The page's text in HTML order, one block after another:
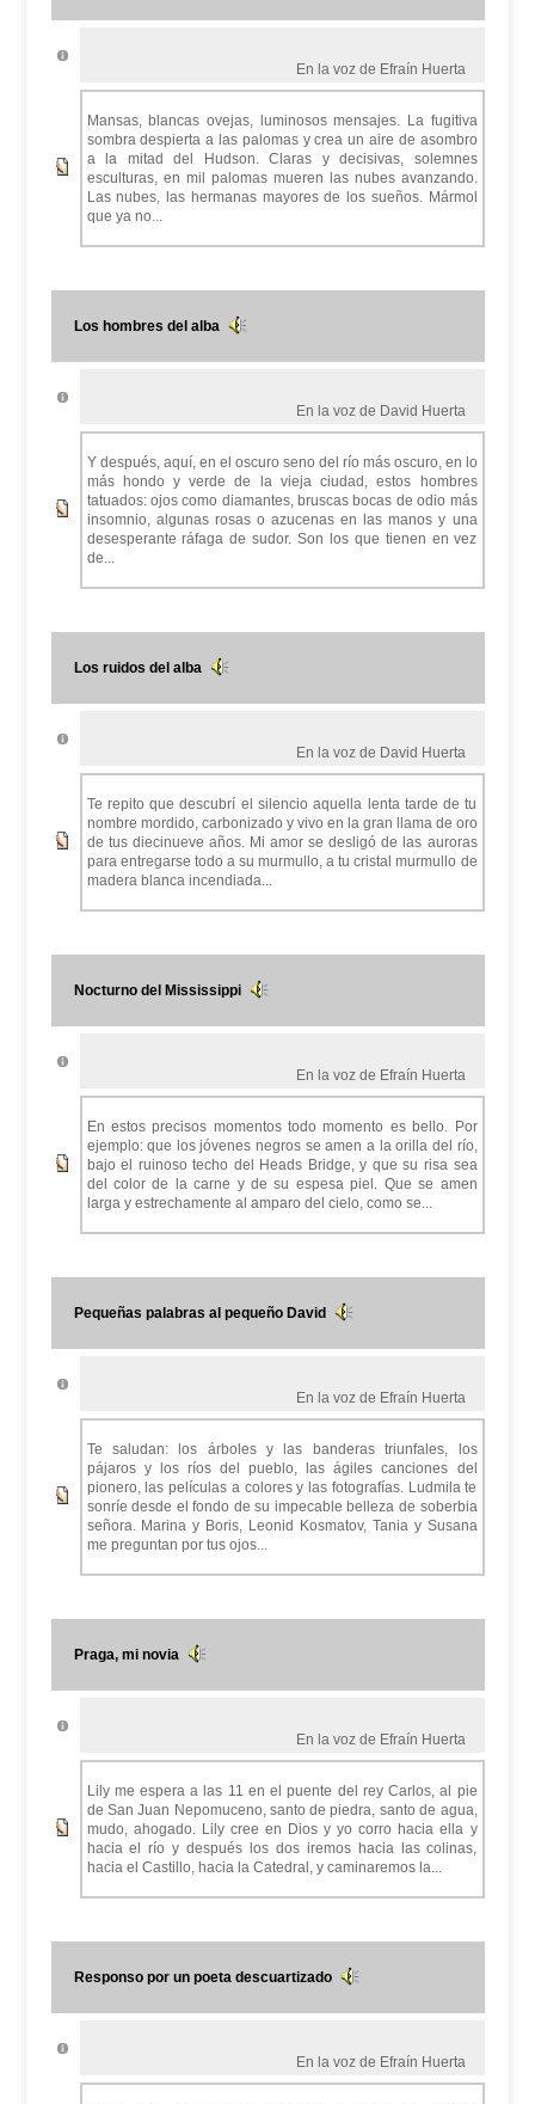
En la voz de Efraín Huerta
Mansas, blancas ovejas, luminosos mensajes. La fugitiva
sombra despierta a las palomas y crea un aire de asombro
a la mitad del Hudson. Claras y decisivas, solemnes
esculturas, en mil palomas mueren las nubes avanzando.
Las nubes, las hermanas mayores de los sueños. Mármol
que ya no...
Los hombres del alba
En la voz de David Huerta
Y después, aquí, en el oscuro seno del río más oscuro, en lo
más hondo y verde de la vieja ciudad, estos hombres
tatuados: ojos como diamantes, bruscas bocas de odio más
insomnio, algunas rosas o azucenas en las manos y una
desesperante ráfaga de sudor. Son los que tienen en vez
de...
Los ruidos del alba
En la voz de David Huerta
Te repito que descubrí el silencio aquella lenta tarde de tu
nombre mordido, carbonizado y vivo en la gran llama de oro
de tus diecinueve años. Mi amor se desligó de las auroras
para entregarse todo a su murmullo, a tu cristal murmullo de
madera blanca incendiada...
Nocturno del Mississippi
En la voz de Efraín Huerta
En estos precisos momentos todo momento es bello. Por
ejemplo: que los jóvenes negros se amen a la orilla del río,
bajo el ruinoso techo del Heads Bridge, y que su risa sea
del color de la carne y de su espesa piel. Que se amen
larga y estrechamente al amparo del cielo, como se...
Pequeñas palabras al pequeño David
En la voz de Efraín Huerta
Te saludan: los árboles y las banderas triunfales, los
pájaros y los ríos del pueblo, las ágiles canciones del
pionero, las películas a colores y las fotografías. Ludmila te
sonríe desde el fondo de su impecable belleza de soberbia
señora. Marina y Boris, Leonid Kosmatov, Tania y Susana
me preguntan por tus ojos...
Praga, mi novia
En la voz de Efraín Huerta
Lily me espera a las 11 en el puente del rey Carlos, al pie
de San Juan Nepomuceno, santo de piedra, santo de agua,
mudo, ahogado. Lily cree en Dios y yo corro hacia ella y
hacia el río y después los dos iremos hacia las colinas,
hacia el Castillo, hacia la Catedral, y caminaremos la...
Responso por un poeta descuartizado
En la voz de Efraín Huerta